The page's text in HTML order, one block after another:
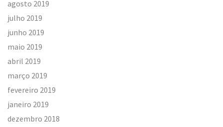
agosto 2019
julho 2019
junho 2019
maio 2019
abril 2019
março 2019
fevereiro 2019
janeiro 2019
dezembro 2018